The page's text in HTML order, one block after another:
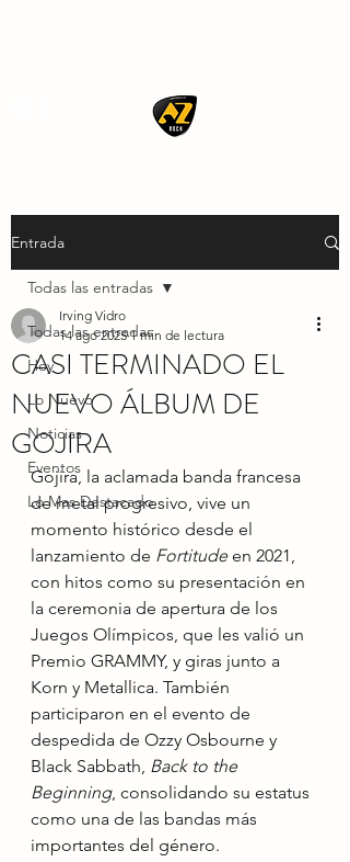
Entrada
Todas las entradas
Hoy
Lo Nuevo
Noticias
Eventos
Lo Mas Destacado
Todas las entradas
CASI TERMINADO EL
NUEVO ÁLBUM DE
GOJIRA
Irving Vidro
14 ago 2025 1 min de lectura
Gojira, la aclamada banda francesa
de metal progresivo, vive un
momento histórico desde el
lanzamiento de Fortitude en 2021,
con hitos como su presentación en
la ceremonia de apertura de los
Juegos Olímpicos, que les valió un
Premio GRAMMY, y giras junto a
Korn y Metallica. También
participaron en el evento de
despedida de Ozzy Osbourne y
Black Sabbath, Back to the
Beginning, consolidando su estatus
como una de las bandas más
importantes del género.